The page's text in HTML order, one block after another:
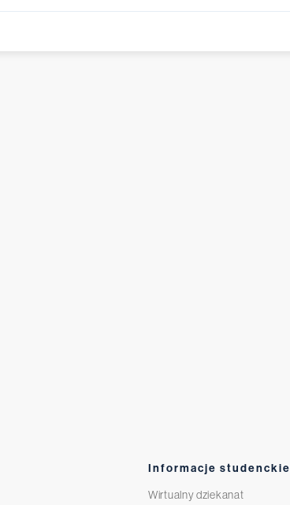
Informacje studenckie
Wirtualny dziekanat